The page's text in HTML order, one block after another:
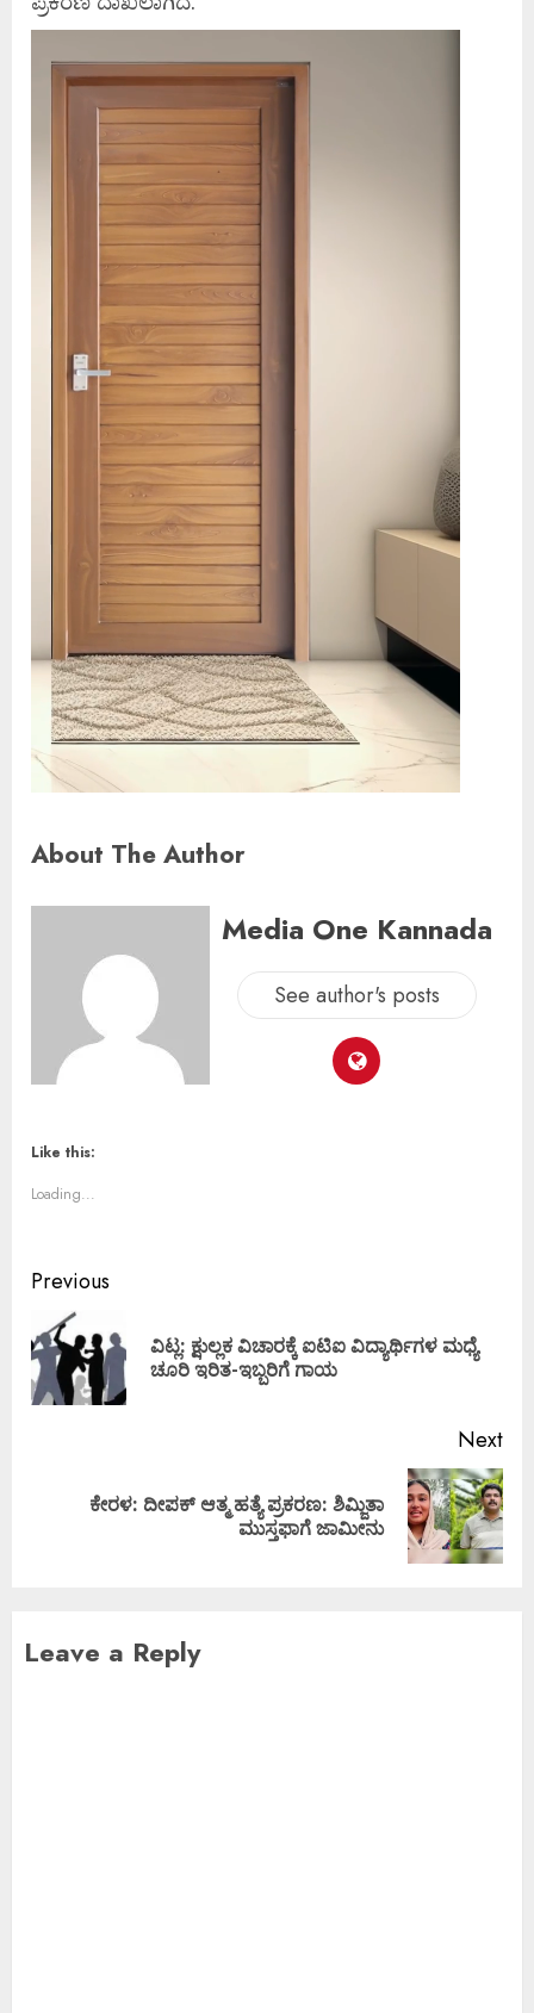
About The Author
Media One Kannada
See author's posts
Like this:
Loading...
Previous
ವಿಟ್ಲ: ಕ್ಷುಲ್ಲಕ ವಿಚಾರಕ್ಕೆ ಐಟಿಐ ವಿದ್ಯಾರ್ಥಿಗಳ ಮಧ್ಯೆ
ಚೂರಿ ಇರಿತ-ಇಬ್ಬರಿಗೆ ಗಾಯ
Next
ಕೇರಳ: ದೀಪಕ್‌ ಆತ್ಮ ಹತ್ಯೆ ಪ್ರಕರಣ: ಶಿಮ್ಜಿತಾ
ಮುಸ್ತಫಾಗೆ ಜಾಮೀನು
Leave a Reply